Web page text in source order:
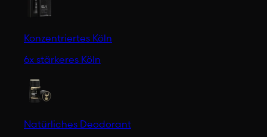
Konzentriertes Köln
6x stärkeres Köln
Natürliches Deodorant